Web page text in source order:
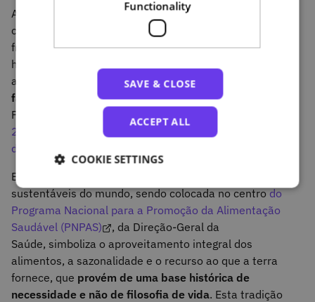
As sopas, os cozidos, os ensopados e as
caldeiradas, feitos através de preparações simples,
frugais e com ingredientes locais, com produtos
hortícolas e leguminosas, frescas e da época, o pão e o
azeite: tudo isto
caracteriza a
famosa Dieta Mediterrânica (DM), a base da cozinha em
Portugal,
reconhecida, em dezembro de
2013, pela UNESCO, como património cultural imaterial
da humanidade
Esta dieta é considerada uma das mais saudáveis e
sustentáveis do mundo, sendo colocada no centrodo
Programa Nacional para a Promoção da Alimentação
Saudável (PNPAS)
, da Direção-Geral da
Saúde, simboliza o aproveitamento integral dos
alimentos, a sazonalidade e o recurso ao que a terra
fornece, que provém de uma base histórica de
necessidade e não de filosofia de vida. Esta tradição
Functionality
SAVE & CLOSE
ACCEPT ALL
COOKIE SETTINGS